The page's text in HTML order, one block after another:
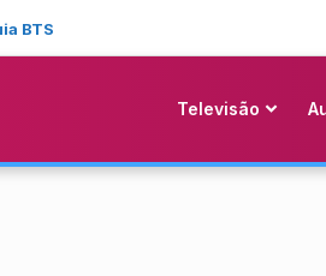
BTS
Televisão